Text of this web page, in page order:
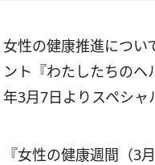
女性の健康推進につい
ント『わたしたちの
年3月7日よりスペシャ
『女性の健康週間（3